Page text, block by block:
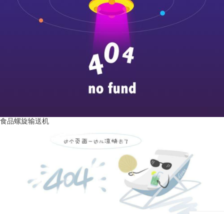
食品螺旋输送机